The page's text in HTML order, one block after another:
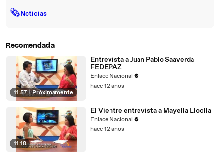
🗞Noticias
Recomendada
11:57 | Próximamente
Entrevista a Juan Pablo Saaverda
FEDEPAZ
Enlace Nacional
hace 12 años
11:18
El Vientre entrevista a Mayella Lloclla
Enlace Nacional
hace 12 años